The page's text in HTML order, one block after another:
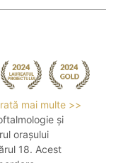
mai multe >>
și
orașului
18. Acest